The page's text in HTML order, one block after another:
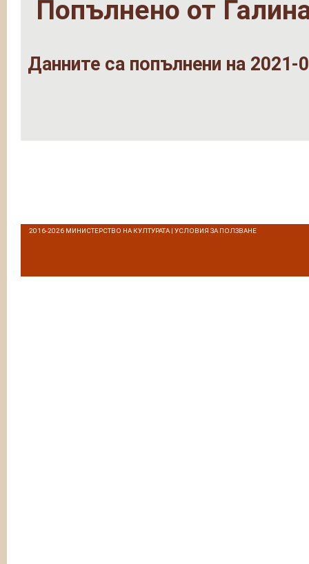
Попълнено от
Данните са попълнени на 2021-
2016-2026 МИНИСТЕРСТВО НА КУЛТУРАТА | УСЛОВИЯ ЗА ПОЛЗВАНЕ